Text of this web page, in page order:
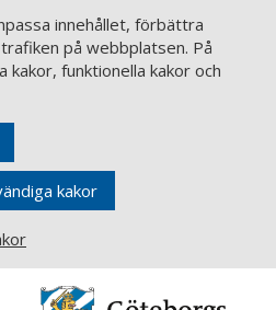
innehållet, förbättra
på webbplatsen. På
funktionella kakor och
kakor